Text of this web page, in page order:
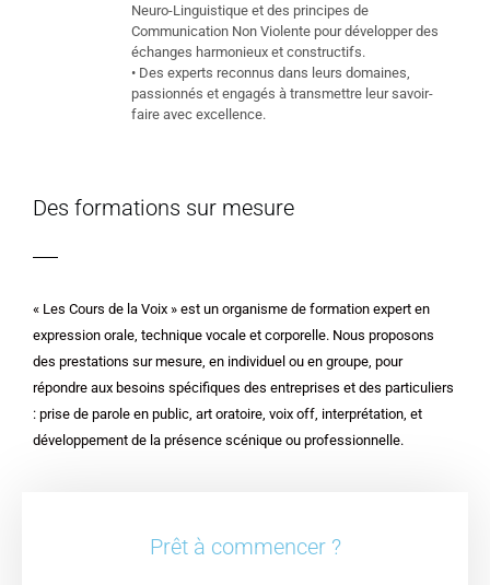
Des formations sur mesure
« Les Cours de la Voix » est un organisme de formation expert en
expression orale, technique vocale et corporelle. Nous proposons
des prestations sur mesure, en individuel ou en groupe, pour
répondre aux besoins spécifiques des entreprises et des particuliers
: prise de parole en public, art oratoire, voix off, interprétation, et
développement de la présence scénique ou professionnelle.
Prêt à commencer ?
Neuro-Linguistique et des principes de
Communication Non Violente pour développer des
échanges harmonieux et constructifs.
• Des experts reconnus dans leurs domaines,
passionnés et engagés à transmettre leur savoir-
faire avec excellence.